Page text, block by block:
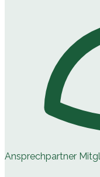
Ansprechpartner